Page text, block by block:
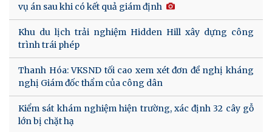
vụ án sau khi có kết quả giám định
Khu du lịch trải nghiệm Hidden Hill xây dựng công
trình trái phép
Thanh Hóa: VKSND tối cao xem xét đơn đề nghị kháng
nghị Giám đốc thẩm của công dân
Kiểm sát khám nghiệm hiện trường, xác định 32 cây gỗ
lớn bị chặt hạ